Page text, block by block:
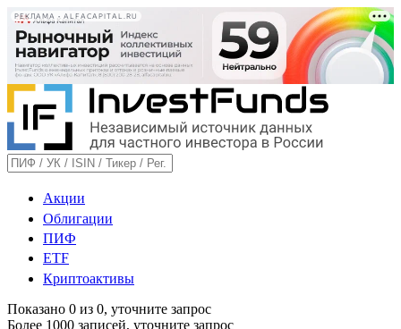
РЕКЛАМА • ALFACAPITAL.RU
Акции
Облигации
ПИФ
ETF
Криптоактивы
Показано 0 из 0, уточните запрос
Более 1000 записей, уточните запрос